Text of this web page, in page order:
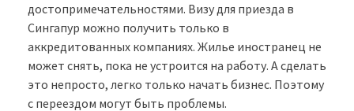
достопримечательностями. Визу для приезда в
Сингапур можно получить только в
аккредитованных компаниях. Жилье иностранец не
может снять, пока не устроится на работу. А сделать
это непросто, легко только начать бизнес. Поэтому
с переездом могут быть проблемы.